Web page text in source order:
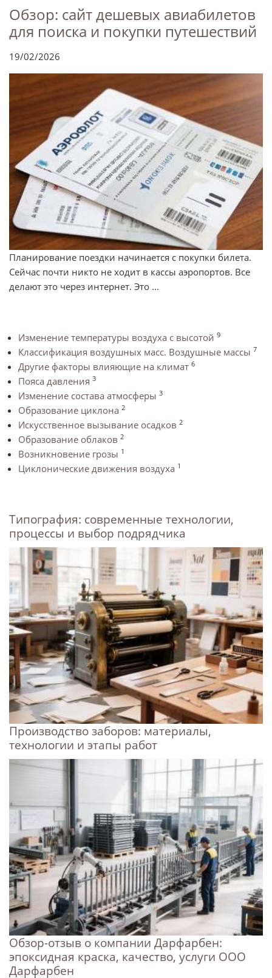
Обзор: сайт дешевых авиабилетов
для поиска и покупки путешествий
19/02/2026
Планирование поездки начинается с покупки билета.
Сейчас почти никто не ходит в кассы аэропортов. Все
делают это через интернет. Это ...
Изменение температуры воздуха с высотой 9
Классификация воздушных масс. Воздушные массы 7
Другие факторы влияющие на климат 6
Пояса давления 3
Изменение состава атмосферы 3
Образование циклона 2
Искусственное вызывание осадков 2
Образование облаков 2
Возникновение грозы 1
Циклонические движения воздуха 1
Типография: современные технологии,
процессы и выбор подрядчика
Производство заборов: материалы,
технологии и этапы работ
Обзор-отзыв о компании Дарфарбен:
эпоксидная краска, качество, услуги ООО
Дарфарбен